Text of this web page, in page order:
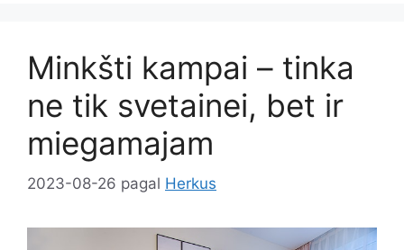
Minkšti kampai – tinka
ne tik svetainei, bet ir
miegamajam
2023-08-26 pagal Herkus